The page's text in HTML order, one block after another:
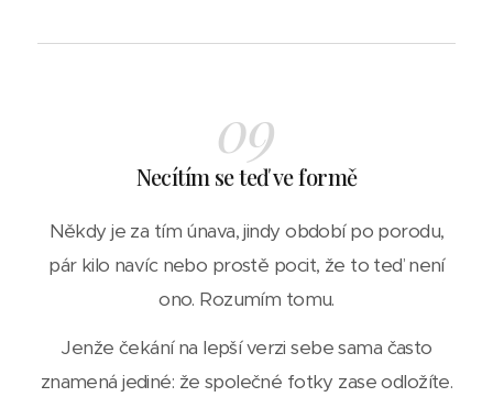
09
Necítím se teď ve formě
Někdy je za tím únava, jindy období po porodu,
pár kilo navíc nebo prostě pocit, že to teď není
ono. Rozumím tomu.
Jenže čekání na lepší verzi sebe sama často
znamená jediné: že společné fotky zase odložíte.